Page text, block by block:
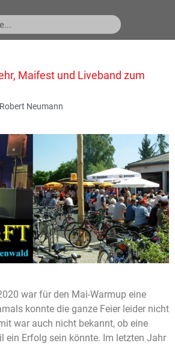
Maifest und Liveband zum
Robert Neumann
war für den Mai-Warmup eine
konnte die ganze Feier leider nicht
war auch nicht bekannt, ob eine
ein Erfolg sein könnte. Im letzten Jahr